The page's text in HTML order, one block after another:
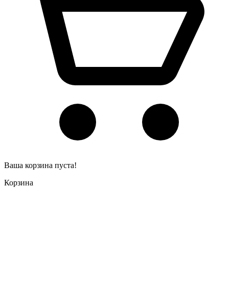
Ваша корзина пуста!
Корзина